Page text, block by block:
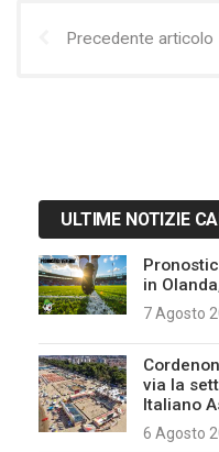
Precedente articolo
ULTIME NOTIZIE
in
7 Agosto
via la
Italiano
6 Agosto